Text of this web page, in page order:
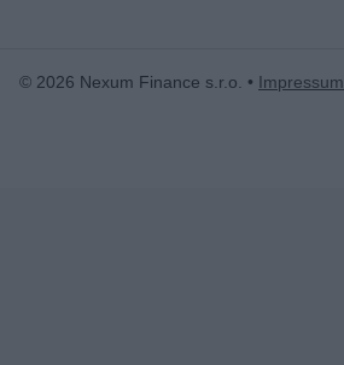
© 2026 Nexum Finance s.r.o. • Impressum